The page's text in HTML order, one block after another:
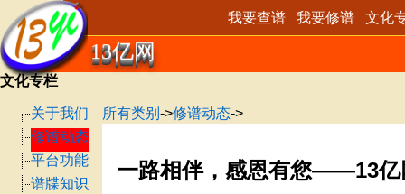
文化
我要修谱
我要查谱
13亿网
文化专栏
关于我们
修谱动态
平台功能
谱牒知识
所有类别 ->修谱动态->
一路相伴，感恩有您——13亿